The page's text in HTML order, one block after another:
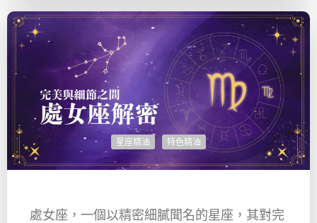
星座精油 特色精油
處女座，一個以精密細膩聞名的星座，其對完